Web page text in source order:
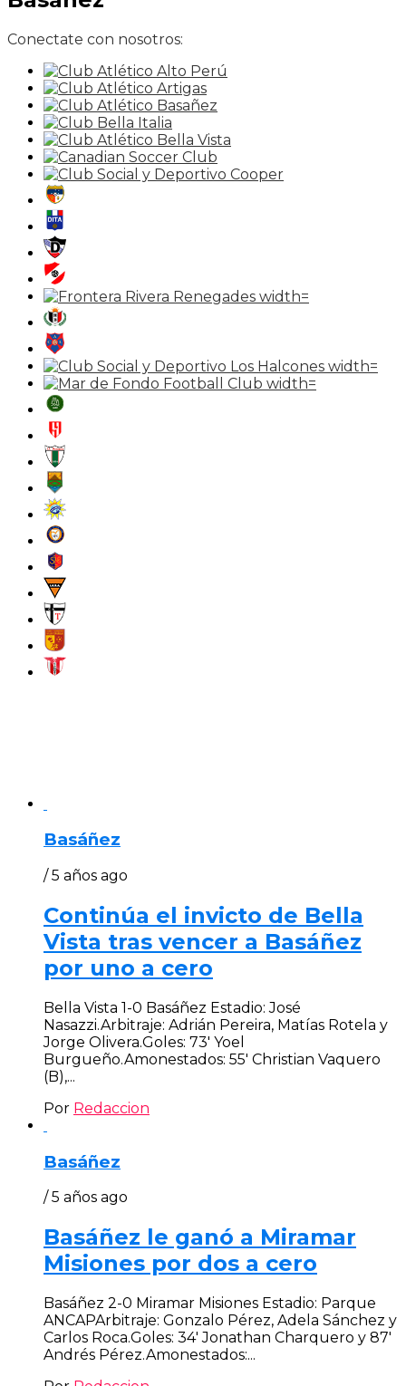
Conectate con nosotros:
Basáñez
/ 5 años ago
Continúa el invicto de Bella
Vista tras vencer a Basáñez
por uno a cero
Bella Vista 1-0 Basáñez Estadio: José
Nasazzi.Arbitraje: Adrián Pereira, Matías Rotela y
Jorge Olivera.Goles: 73′ Yoel
Burgueño.Amonestados: 55′ Christian Vaquero
(B),...
Por Redaccion
Basáñez
/ 5 años ago
Basáñez le ganó a Miramar
Misiones por dos a cero
Basáñez 2-0 Miramar Misiones Estadio: Parque
ANCAPArbitraje: Gonzalo Pérez, Adela Sánchez y
Carlos Roca.Goles: 34′ Jonathan Charquero y 87′
Andrés Pérez.Amonestados:...